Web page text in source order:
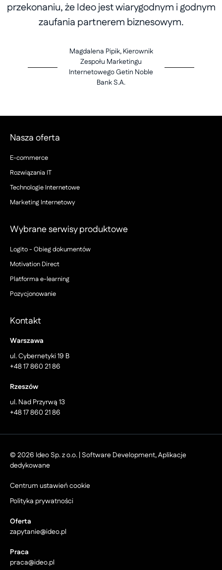
przekonaniu, że Ideo jest wiarygodnym i godnym
zaufania partnerem biznesowym.
Magdalena Pipik, Kierownik
Zespołu Marketingu
Internetowego Getin Noble
Bank S.A.
Nasza oferta
E-commerce
Rozwiązania IT
Technologie Internetowe
Marketing Internetowy
Wybrane serwisy produktowe
Logito - Obieg dokumentów
Motivation Direct
Platforma e-learning
Pozycjonowanie
Kontakt
Warszawa
ul. Cybernetyki 19 B
+48 17 860 21 86
Rzeszów
ul. Nad Przyrwą 13
+48 17 860 21 86
© 2026 Ideo Sp. z o.o. | Software Development, Aplikacje
dedykowane
Centrum ustawień cookie
Polityka prywatności
Oferta
zapytanie@ideo.pl
Praca
praca@ideo.pl